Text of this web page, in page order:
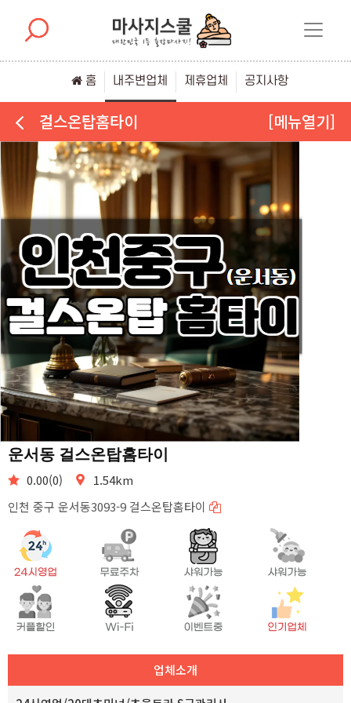
홈 내주변업체 제휴업체 공지사항
걸스온탑홈타이 [메뉴열기]
운서동 걸스온탑홈타이
0.00(0)
1.54km
인천 중구 운서동3093-9 걸스온탑홈타이
업체소개